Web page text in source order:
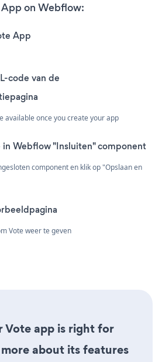
on Webflow:
App
code van de
available once you create your app
in Webflow "Insluiten" component
component en klik op "Opslaan en
Vote weer te geven
Vote app is right for
about its features